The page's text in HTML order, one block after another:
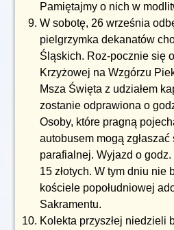
Pamiętajmy o nich w
W sobotę, 26 września
pielgrzymka dekanatów
Śląskich. Roz-pocznie się
Krzyżowej na Wzgórzu
Msza Święta z udziałem
zostanie odprawiona o
Osoby, które pragną
autobusem mogą
parafialnej. Wyjazd o
15 złotych. W tym dniu nie
kościele popołudniowej
Sakramentu.
Kolekta przyszłej niedzieli